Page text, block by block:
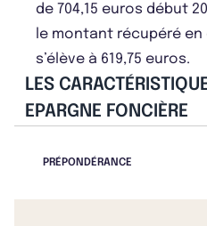
de 704,15 euros début
le montant récupéré
s’élève à 619,75 euros.
LES
EPARGNE FONCIÈRE
PRÉPONDÉRANCE